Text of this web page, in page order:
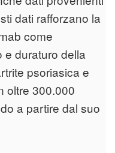
dati rafforzano la
come
e duraturo della
psoriasica e
oltre 300.000
a partire dal suo